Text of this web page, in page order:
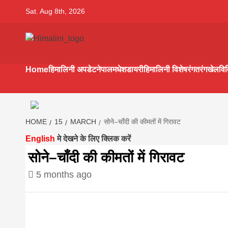
Sat. Aug 8th, 2026
hindi
||madhesh
first hindi
NEWS IN HINDI FROM NEPAL, BANK LOAN NEWS
Homeहिमालिनी अपडेटनेपालमधेशडायरीहिमालिनी विशेषरंगतरंगखेल
HOME 15 MARCH सोने–चाँदी की कीमतों में गिरावट
English मे देखने के लिए क्लिक करें
सोने–चाँदी की कीमतों में गिरावट
5 months ago